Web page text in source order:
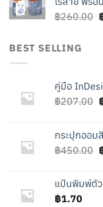
฿260.00
BEST SELLING
คู่มือ
฿207.00
กระปุกออม
฿450.00
แป้นพิมพ์ตัว
฿1.70